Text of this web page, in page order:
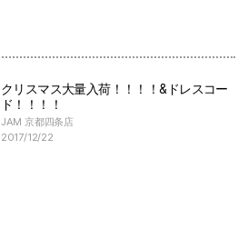
クリスマス大量入荷！！！！&ドレスコー
ド！！！！
JAM 京都四条店
2017/12/22